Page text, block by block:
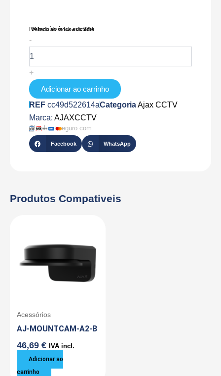
IVA Incluído à Taxa de 23%
Limitado ao stock existente.
-Quantidade
de
AJ-
DOMECAM-
MINI-
B
+
Adicionar ao carrinho
REF cc49d522614aCategoriaAjax CCTV
Marca: AJAXCCTV
Checkout seguro com
Facebook WhatsApp
Produtos Compativeis
Acessórios
AJ-MOUNTCAM-A2-B
46,69 € IVA incl.
Adicionar ao
carrinho